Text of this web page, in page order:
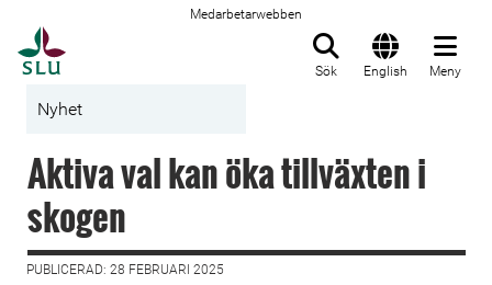
Medarbetarwebben
Sök English Meny
Nyhet
Aktiva val kan öka tillväxten i
skogen
PUBLICERAD: 28 FEBRUARI 2025